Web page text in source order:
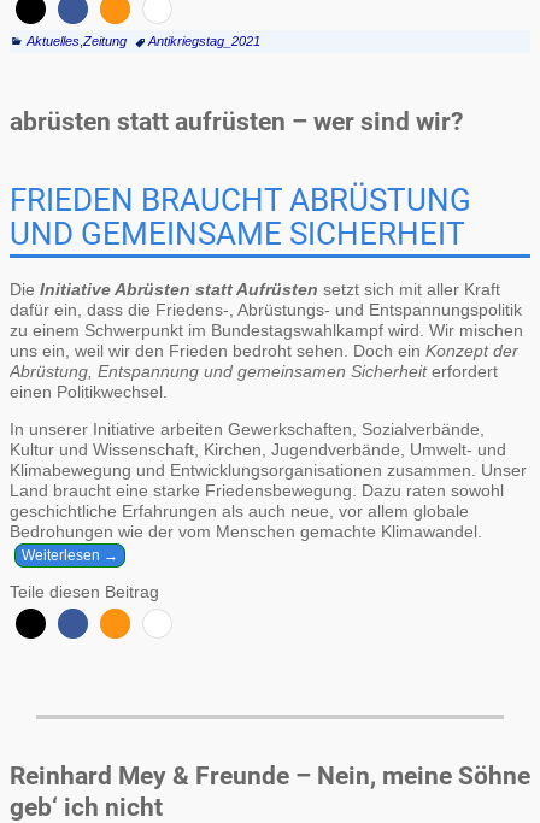
Aktuelles, Zeitung Antikriegstag_2021
abrüsten statt aufrüsten – wer sind wir?
FRIEDEN BRAUCHT ABRÜSTUNG
UND GEMEINSAME SICHERHEIT
Die Initiative Abrüsten statt Aufrüsten setzt sich mit aller Kraft
dafür ein, dass die Friedens-, Abrüstungs- und Entspannungspolitik
zu einem Schwerpunkt im Bundestagswahlkampf wird. Wir mischen
uns ein, weil wir den Frieden bedroht sehen. Doch ein Konzept der
Abrüstung, Entspannung und gemeinsamen Sicherheiterfordert
einen Politikwechsel.
In unserer Initiative arbeiten Gewerkschaften, Sozialverbände,
Kultur und Wissenschaft, Kirchen, Jugendverbände, Umwelt- und
Klimabewegung und Entwicklungsorganisationen zusammen. Unser
Land braucht eine starke Friedensbewegung. Dazu raten sowohl
geschichtliche Erfahrungen als auch neue, vor allem globale
Bedrohungen wie der vom Menschen gemachte Klimawandel.
Weiterlesen →
Teile diesen Beitrag
Reinhard Mey & Freunde – Nein, meine Söhne
geb‘ ich nicht